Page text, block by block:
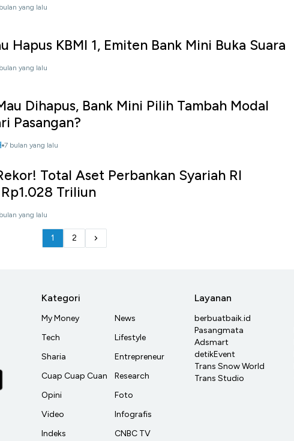
yang lalu
Hapus KBMI 1, Emiten Bank Mini Buka Suara
yang lalu
Dihapus, Bank Mini Pilih Tambah Modal
Pasangan?
7 bulan yang lalu
Total Aset Perbankan Syariah RI
Triliun
yang lalu
1 2
Kategori
My Money
Tech
Sharia
Cuap Cuap Cuan
Opini
Video
Indeks
News
Lifestyle
Entrepreneur
Research
Foto
Infografis
CNBC TV
Layanan
berbuatbaik.id
Pasangmata
Adsmart
detikEvent
Trans Snow World
Trans Studio